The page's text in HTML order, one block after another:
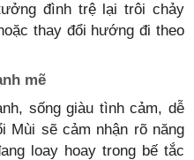
đình trệ lại trôi chảy
thay đổi hướng đi theo
mẽ
sống giàu tình cảm, dễ
Mùi sẽ cảm nhận rõ năng
loay hoay trong bế tắc